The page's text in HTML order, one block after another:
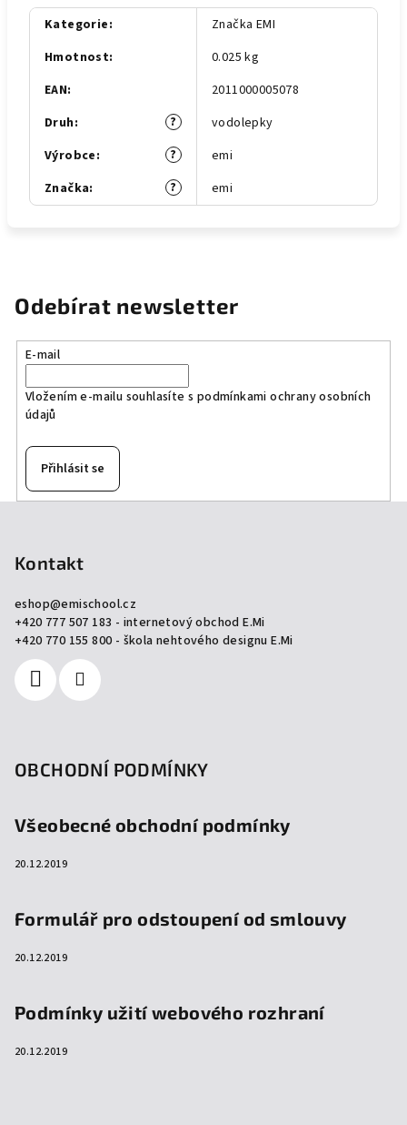
Kategorie:
Značka EMI
Hmotnost:
0.025 kg
EAN:
2011000005078
?
Druh:
vodolepky
?
Výrobce:
emi
?
Značka: emi
Odebírat newsletter
E-mail
Vložením e-mailu souhlasíte s podmínkami ochrany osobních
údajů
Přihlásit se
Kontakt
eshop@emischool.cz
+420 777 507 183 - internetový obchod E.Mi
+420 770 155 800 - škola nehtového designu E.Mi
OBCHODNÍ PODMÍNKY
Všeobecné obchodní podmínky
20.12.2019
Formulář pro odstoupení od smlouvy
20.12.2019
Podmínky užití webového rozhraní
20.12.2019